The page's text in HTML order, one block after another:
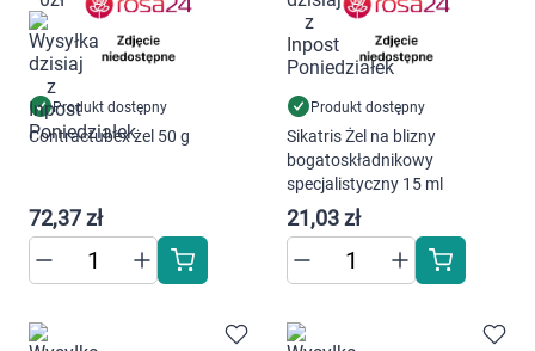
Produkt dostępny
Contractubex żel 50 g
72,37 zł
Produkt dostępny
Sikatris Żel na blizny
bogatoskładnikowy
specjalistyczny 15 ml
21,03 zł